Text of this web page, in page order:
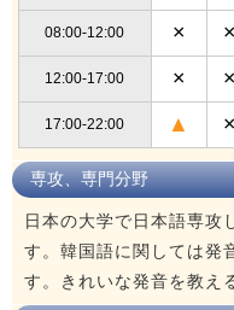
08:00-12:00 × ×
12:00-17:00 × ×
17:00-22:00 ▲ ×
専攻、専門分野
日本の大学で日本語専攻
す。韓国語に関しては発
す。きれいな発音を教え